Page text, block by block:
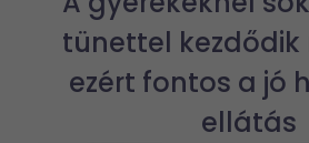
tünettel kezdődik
ezért fontos a jó
ellátás